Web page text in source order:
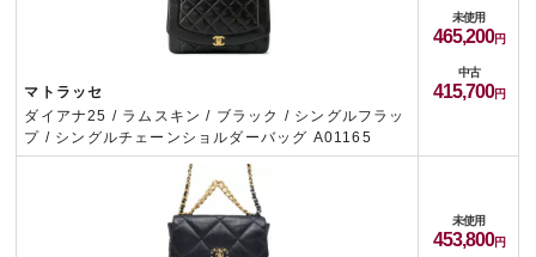
マトラッセ
ダイアナ25 / ラムスキン / ブラック / シングルフラッ
プ / シングルチェーンショルダーバッグ A01165
未使用
465,200
中古
415,700
未使用
453,800